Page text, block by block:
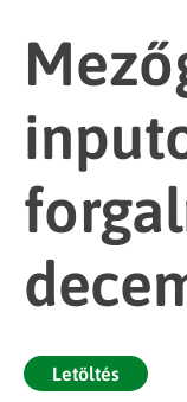
Letöltés